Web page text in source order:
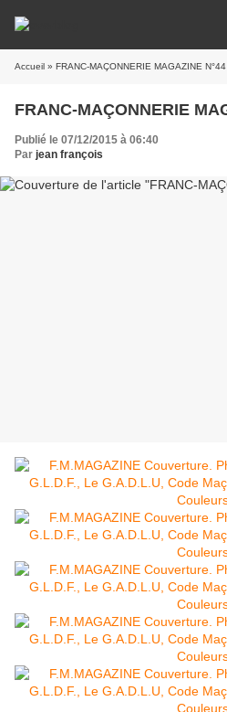
Accueil » FRANC-MAÇONNERIE MAGAZINE N°44
FRANC-MAÇONNERIE
Publié le 07/12/2015 à 06:40
Par jean françois